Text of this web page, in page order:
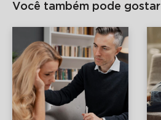
Você também pode gostar